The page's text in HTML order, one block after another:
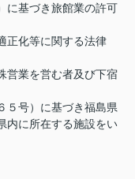
に基づき旅館業の許可
正化等に関する法律
営業を営む者及び下宿
５号）に基づき福島県
内に所在する施設をい